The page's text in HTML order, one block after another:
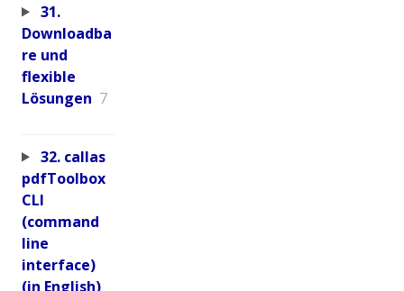
31.
Downloadba
re und
flexible
Lösungen 7
32. callas
pdfToolbox
CLI
(command
line
interface)
(in English)